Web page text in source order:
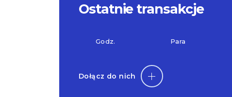
Ostatnie transakcje
Godz. Para
Dołącz do nich